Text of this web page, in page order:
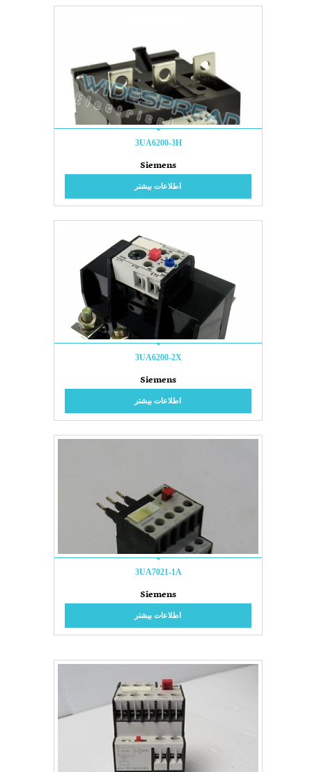
3UA6200-3H
Siemens
اطلاعات بیشتر
3UA6200-2X
Siemens
اطلاعات بیشتر
3UA7021-1A
Siemens
اطلاعات بیشتر